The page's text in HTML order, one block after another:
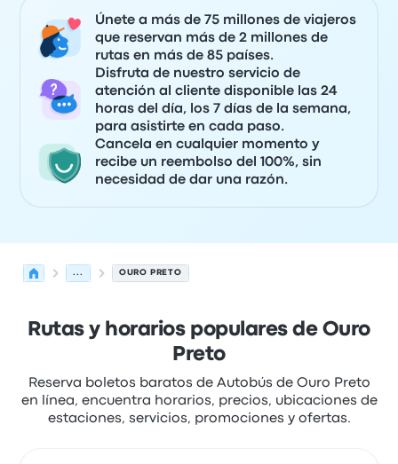
Únete a más de 75 millones de viajeros
que reservan más de 2 millones de
rutas en más de 85 países.
Disfruta de nuestro servicio de
atención al cliente disponible las 24
horas del día, los 7 días de la semana,
para asistirte en cada paso.
Cancela en cualquier momento y
recibe un reembolso del 100%, sin
necesidad de dar una razón.
... OURO PRETO
Rutas y horarios populares de Ouro
Preto
Reserva boletos baratos de Autobús de Ouro Preto
en línea, encuentra horarios, precios, ubicaciones de
estaciones, servicios, promociones y ofertas.